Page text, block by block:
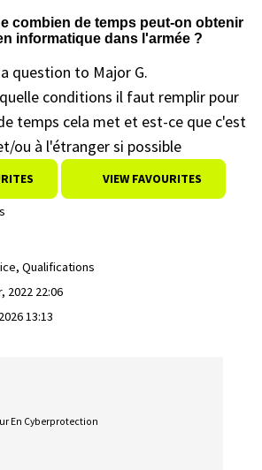
combien de temps peut-on obtenir
informatique dans l'armée ?
question to Major G.
conditions il faut remplir pour
temps cela met et est-ce que c'est
ou à l'étranger si possible
VIEW FAVOURITES
Qualifications
2022 22:06
13:13
En Cyberprotection